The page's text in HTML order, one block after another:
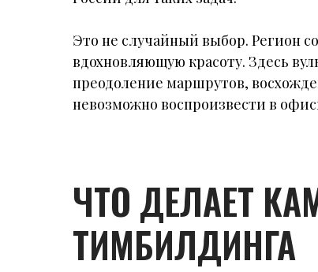
Это не случайный выбор. Регион
вдохновляющую красоту. Здесь
преодоление маршрутов,
невозможно воспроизвести в
ЧТО ДЕЛАЕТ
ТИМБИЛДИНГА